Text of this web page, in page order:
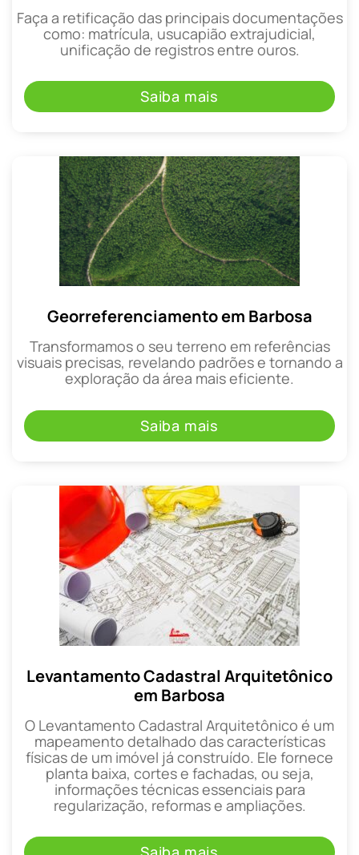
Faça a retificação das principais documentações
como: matrícula, usucapião extrajudicial,
unificação de registros entre ouros.
Saiba mais
Georreferenciamento em Barbosa
Transformamos o seu terreno em referências
visuais precisas, revelando padrões e tornando a
exploração da área mais eficiente.
Saiba mais
Levantamento Cadastral Arquitetônico
em Barbosa
O Levantamento Cadastral Arquitetônico é um
mapeamento detalhado das características
físicas de um imóvel já construído. Ele fornece
planta baixa, cortes e fachadas, ou seja,
informações técnicas essenciais para
regularização, reformas e ampliações.